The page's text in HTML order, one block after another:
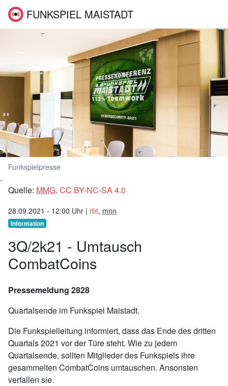
FUNKSPIEL MAISTADT
Funkspielpresse
.
Quelle: MMG. CC BY-NC-SA 4.0
28.09.2021 - 12:00 Uhr | rbt, mnn
Information
3Q/2k21 - Umtausch
CombatCoins
Pressemeldung 2828
Quartalsende im Funkspiel Maistadt.
Die Funkspielleitung informiert, dass das Ende des dritten
Quartals 2021 vor der Türe steht. Wie zu jedem
Quartalsende, sollten Mitglieder des Funkspiels ihre
gesammelten CombatCoins umtauschen. Ansonsten
verfallen sie.